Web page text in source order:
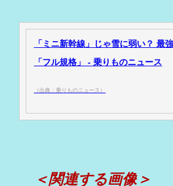
「ミニ新幹線」じゃ雪に弱い？ 最
「フル規格」 - 乗りものニュース
（出典：乗りものニュース）
＜関連する画像＞